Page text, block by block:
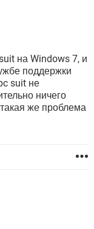
на Windows 7, и
поддержки
suit не
ничего
же проблема